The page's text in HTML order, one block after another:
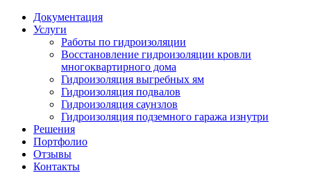
Документация
Услуги
Работы по гидроизоляции
Восстановление гидроизоляции кровли
многоквартирного дома
Гидроизоляция выгребных ям
Гидроизоляция подвалов
Гидроизоляция саунзлов
Гидроизоляция подземного гаража изнутри
Решения
Портфолио
Отзывы
Контакты